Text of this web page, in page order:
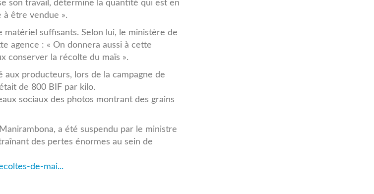
son travail, détermine la quantité qui est en
à être vendue ».
matériel suffisants. Selon lui, le ministère de
agence : « On donnera aussi à cette
conserver la récolte du maïs ».
aux producteurs, lors de la campagne de
de 800 BIF par kilo.
sociaux des photos montrant des grains
a été suspendu par le ministre
des pertes énormes au sein de
de-mai...